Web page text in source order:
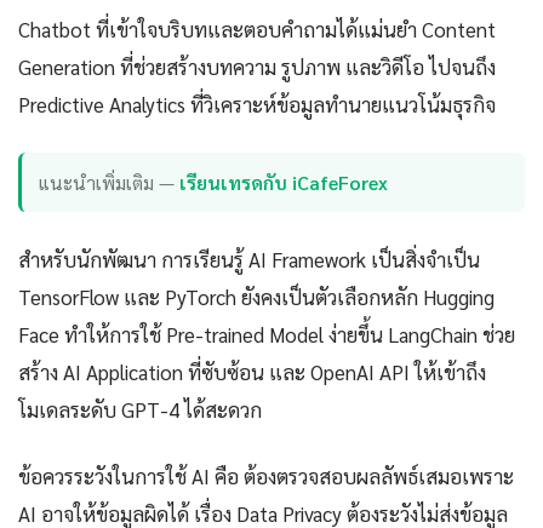
Chatbot ที่เข้าใจบริบทและตอบคำถามได้แม่นยำ Content
Generation ที่ช่วยสร้างบทความ รูปภาพ และวิดีโอ ไปจนถึง
Predictive Analytics ที่วิเคราะห์ข้อมูลทำนายแนวโน้มธุรกิจ
แนะนำเพิ่มเติม — เรียนเทรดกับ iCafeForex
สำหรับนักพัฒนา การเรียนรู้ AI Framework เป็นสิ่งจำเป็น
TensorFlow และ PyTorch ยังคงเป็นตัวเลือกหลัก Hugging
Face ทำให้การใช้ Pre-trained Model ง่ายขึ้น LangChain ช่วย
สร้าง AI Application ที่ซับซ้อน และ OpenAI API ให้เข้าถึง
โมเดลระดับ GPT-4 ได้สะดวก
ข้อควรระวังในการใช้ AI คือ ต้องตรวจสอบผลลัพธ์เสมอเพราะ
AI อาจให้ข้อมูลผิดได้ เรื่อง Data Privacy ต้องระวังไม่ส่งข้อมูล